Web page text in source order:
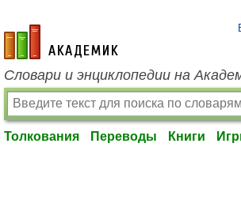
academic.ru
Словари и энциклопедии на
Толкования Переводы Книги